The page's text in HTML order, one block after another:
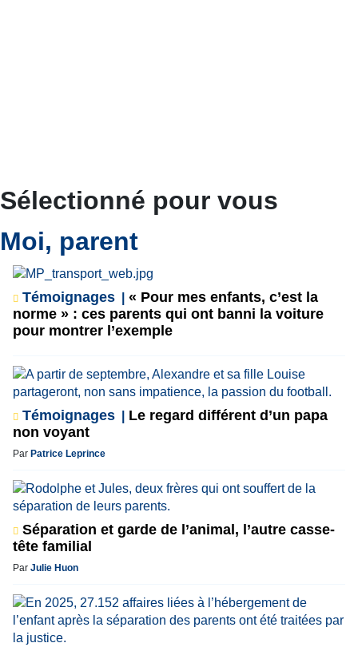
Sélectionné pour vous
Moi, parent
Témoignages
« Pour mes enfants, c’est la
norme » : ces parents qui ont banni la voiture
pour montrer l’exemple
Témoignages
Le regard différent d’un papa
non voyant
Par Patrice Leprince
Séparation et garde de l’animal, l’autre casse-
tête familial
Par Julie Huon